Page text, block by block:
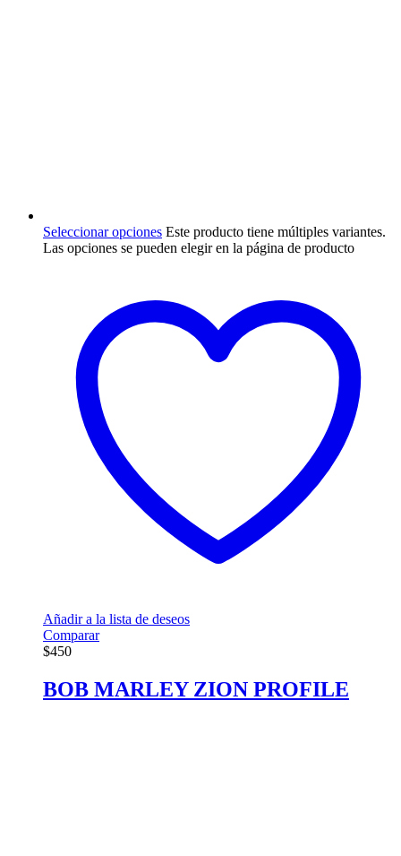
Seleccionar opciones Este producto tiene múltiples variantes.
Las opciones se pueden elegir en la página de producto
Añadir a la lista de deseos
Comparar
$450
BOB MARLEY ZION PROFILE